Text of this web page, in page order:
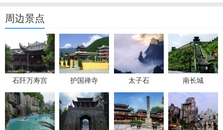
周边景点
石阡万寿宫 护国禅寺 太子石 南长城